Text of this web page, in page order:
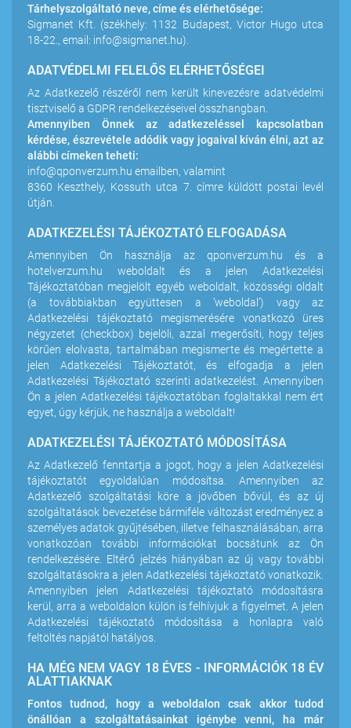
Tárhelyszolgáltató neve, címe és elérhetősége:
Sigmanet Kft. (székhely: 1132 Budapest, Victor Hugo utca
18-22., email: info@sigmanet.hu).
ADATVÉDELMI FELELŐS ELÉRHETŐSÉGEI
Az Adatkezelő részéről nem került kinevezésre adatvédelmi
tisztviselő a GDPR rendelkezéseivel összhangban.
Amennyiben Önnek az adatkezeléssel kapcsolatban
kérdése, észrevétele adódik vagy jogaival kíván élni, azt az
alábbi címeken teheti:
info@qponverzum.hu emailben, valamint
8360 Keszthely, Kossuth utca 7. címre küldött postai levél
útján.
ADATKEZELÉSI TÁJÉKOZTATÓ ELFOGADÁSA
Amennyiben Ön használja az qponverzum.hu és a
hotelverzum.hu weboldalt és a jelen Adatkezelési
Tájékoztatóban megjelölt egyéb weboldalt, közösségi oldalt
(a továbbiakban együttesen a ’weboldal’) vagy az
Adatkezelési tájékoztató megismerésére vonatkozó üres
négyzetet (checkbox) bejelöli, azzal megerősíti, hogy teljes
körűen elolvasta, tartalmában megismerte és megértette a
jelen Adatkezelési Tájékoztatót, és elfogadja a jelen
Adatkezelési Tájékoztató szerinti adatkezelést. Amennyiben
Ön a jelen Adatkezelési tájékoztatóban foglaltakkal nem ért
egyet, úgy kérjük, ne használja a weboldalt!
ADATKEZELÉSI TÁJÉKOZTATÓ MÓDOSÍTÁSA
Az Adatkezelő fenntartja a jogot, hogy a jelen Adatkezelési
tájékoztatót egyoldalúan módosítsa. Amennyiben az
Adatkezelő szolgáltatási köre a jövőben bővül, és az új
szolgáltatások bevezetése bármiféle változást eredményez a
személyes adatok gyűjtésében, illetve felhasználásában, arra
vonatkozóan további információkat bocsátunk az Ön
rendelkezésére. Eltérő jelzés hiányában az új vagy további
szolgáltatásokra a jelen Adatkezelési tájékoztató vonatkozik.
Amennyiben jelen Adatkezelési tájékoztató módosításra
kerül, arra a weboldalon külön is felhívjuk a figyelmet. A jelen
Adatkezelési tájékoztató módosítása a honlapra való
feltöltés napjától hatályos.
HA MÉG NEM VAGY 18 ÉVES - INFORMÁCIÓK 18 ÉV
ALATTIAKNAK
Fontos tudnod, hogy a weboldalon csak akkor tudod
önállóan a szolgáltatásainkat igénybe venni, ha már